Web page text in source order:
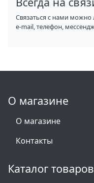
Связаться с нами
e-mail, телефон,
О магазине
О магазине
Контакты
Каталог товаров